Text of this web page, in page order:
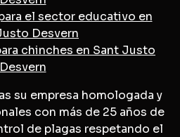
el sector educativo en
Desvern
chinches en Sant Justo
Desvern
su empresa homologada y
con más de 25 años de
de plagas respetando el